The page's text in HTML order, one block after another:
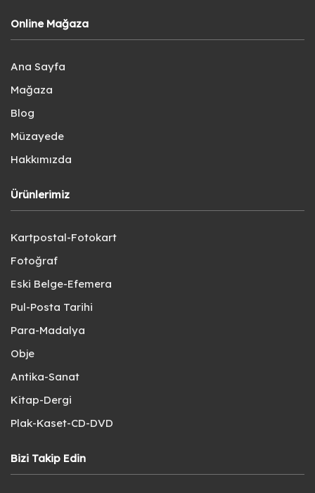
Online Mağaza
Ana Sayfa
Mağaza
Blog
Müzayede
Hakkımızda
Ürünlerimiz
Kartpostal-Fotokart
Fotoğraf
Eski Belge-Efemera
Pul-Posta Tarihi
Para-Madalya
Obje
Antika-Sanat
Kitap-Dergi
Plak-Kaset-CD-DVD
Bizi Takip Edin